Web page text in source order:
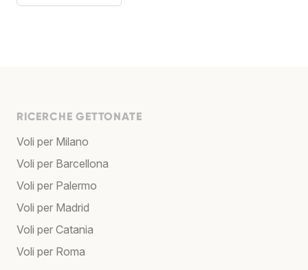
RICERCHE GETTONATE
Voli per Milano
Voli per Barcellona
Voli per Palermo
Voli per Madrid
Voli per Catania
Voli per Roma